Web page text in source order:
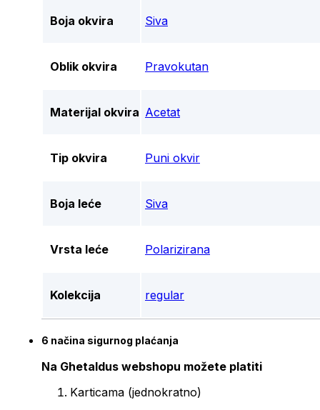
Boja okvira Siva
Oblik okvira Pravokutan
Materijal okvira Acetat
Tip okvira Puni okvir
Boja leće Siva
Vrsta leće Polarizirana
Kolekcija regular
6 načina sigurnog plaćanja
Na Ghetaldus webshopu možete platiti
Karticama (jednokratno)